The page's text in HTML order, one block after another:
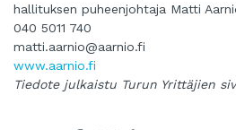
hallituksen puheenjohtaja Matti
040 5011 740
matti.aarnio@aarnio.fi
www.aarnio.fi
Tiedote julkaistu Turun Yrittäjien